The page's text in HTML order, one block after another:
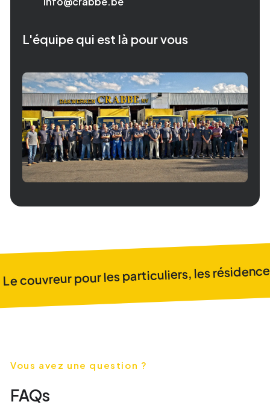
L'équipe qui est là pour vous
Le couvreur pour les particuliers, les
Vous avez une question ?
FAQs